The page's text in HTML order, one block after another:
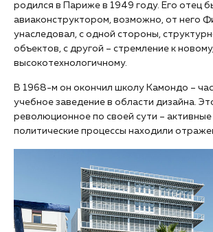
родился в Париже в 1949 году. Его отец
авиаконструктором, возможно, от него
унаследовал, с одной стороны,
объектов, с другой – стремление к новому,
высокотехнологичному.
В 1968-м он окончил школу Камондо –
учебное заведение в области дизайна.
революционное по своей сути –
политические процессы находили